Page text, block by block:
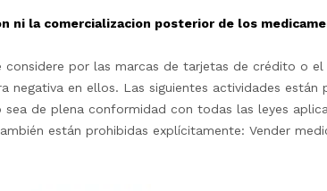
la comercializacion posterior de los
por las marcas de tarjetas de crédito o
en ellos. Las siguientes actividades están
de plena conformidad con todas las leyes
están prohibidas explícitamente: Vender